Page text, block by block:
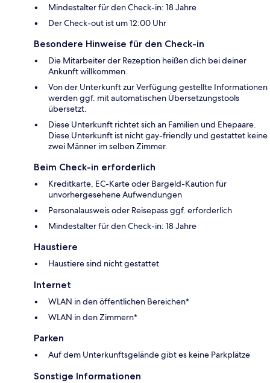
Mindestalter für den Check-in: 18 Jahre
Der Check-out ist um 12:00 Uhr
Besondere Hinweise für den Check-in
Die Mitarbeiter der Rezeption heißen dich bei deiner
Ankunft willkommen.
Von der Unterkunft zur Verfügung gestellte Informationen
werden ggf. mit automatischen Übersetzungstools
übersetzt.
Diese Unterkunft richtet sich an Familien und Ehepaare.
Diese Unterkunft ist nicht gay-friendly und gestattet keine
zwei Männer im selben Zimmer.
Beim Check-in erforderlich
Kreditkarte, EC-Karte oder Bargeld-Kaution für
unvorhergesehene Aufwendungen
Personalausweis oder Reisepass ggf. erforderlich
Mindestalter für den Check-in: 18 Jahre
Haustiere
Haustiere sind nicht gestattet
Internet
WLAN in den öffentlichen Bereichen*
WLAN in den Zimmern*
Parken
Auf dem Unterkunftsgelände gibt es keine Parkplätze
Sonstige Informationen